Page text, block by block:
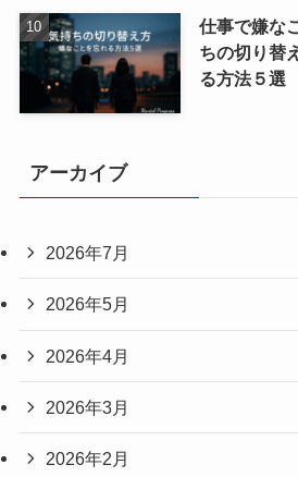
仕事で嫌な
ちの切り替
る方法５選
アーカイブ
2026年7月
2026年5月
2026年4月
2026年3月
2026年2月